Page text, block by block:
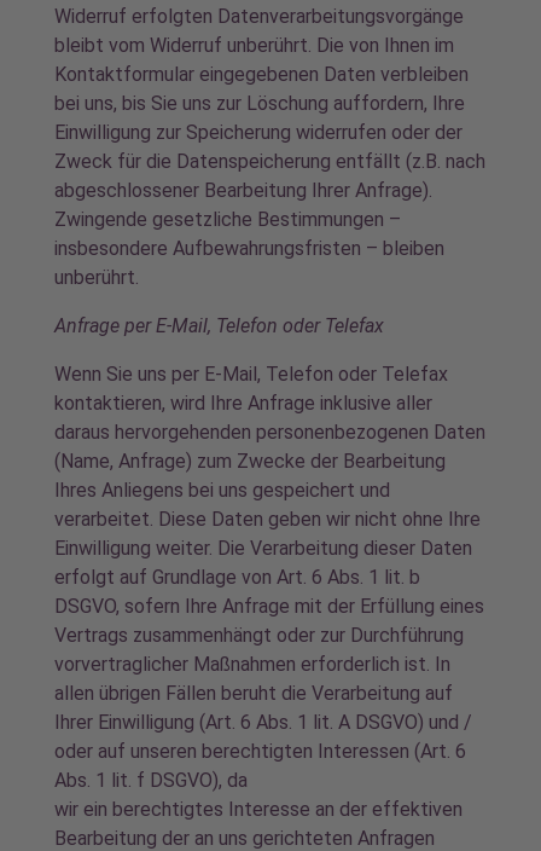
Widerruf erfolgten Datenverarbeitungsvorgänge
bleibt vom Widerruf unberührt. Die von Ihnen im
Kontaktformular eingegebenen Daten verbleiben
bei uns, bis Sie uns zur Löschung auffordern, Ihre
Einwilligung zur Speicherung widerrufen oder der
Zweck für die Datenspeicherung entfällt (z.B. nach
abgeschlossener Bearbeitung Ihrer Anfrage).
Zwingende gesetzliche Bestimmungen –
insbesondere Aufbewahrungsfristen – bleiben
unberührt.
Anfrage per E-Mail, Telefon oder Telefax
Wenn Sie uns per E-Mail, Telefon oder Telefax
kontaktieren, wird Ihre Anfrage inklusive aller
daraus hervorgehenden personenbezogenen Daten
(Name, Anfrage) zum Zwecke der Bearbeitung
Ihres Anliegens bei uns gespeichert und
verarbeitet. Diese Daten geben wir nicht ohne Ihre
Einwilligung weiter. Die Verarbeitung dieser Daten
erfolgt auf Grundlage von Art. 6 Abs. 1 lit. b
DSGVO, sofern Ihre Anfrage mit der Erfüllung eines
Vertrags zusammenhängt oder zur Durchführung
vorvertraglicher Maßnahmen erforderlich ist. In
allen übrigen Fällen beruht die Verarbeitung auf
Ihrer Einwilligung (Art. 6 Abs. 1 lit. A DSGVO) und /
oder auf unseren berechtigten Interessen (Art. 6
Abs. 1 lit. f DSGVO), da
wir ein berechtigtes Interesse an der effektiven
Bearbeitung der an uns gerichteten Anfragen